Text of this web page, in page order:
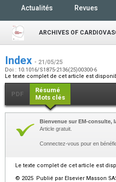
Actualités Revues
ARCHIVES OF
Index - 21/05/25
Doi : 10.1016/S1875-2136(25)00300-6
Le texte complet de cet article est
PDF
Résumé
Mots clés
Bienvenue sur EM-consulte,
Article gratuit.
Connectez-vous pour en
Le texte complet de cet article est
© 2025 Publié par Elsevier Masson